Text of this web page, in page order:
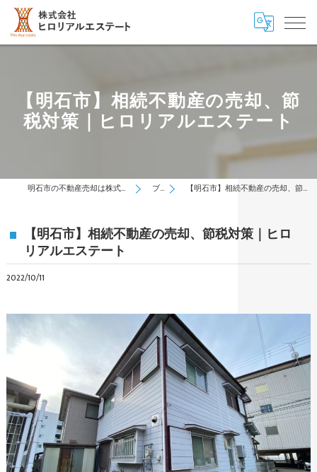
【明石市】相続不動産の売却、節
税対策｜ヒロリアルエステート
明石市の不動産売却は株式会社ヒロリアルエステート ブログ 【明石市】相続不動産の売却、節税対策｜ヒロリアルエステート
【明石市】相続不動産の売却、節税対策｜ヒロ
リアルエステート
2022/10/11